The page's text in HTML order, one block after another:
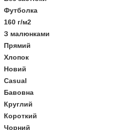
Футболка
160 г/м2
З малюнками
Прямий
Хлопок
Новий
Casual
Бавовна
Круглий
Короткий
Чорний